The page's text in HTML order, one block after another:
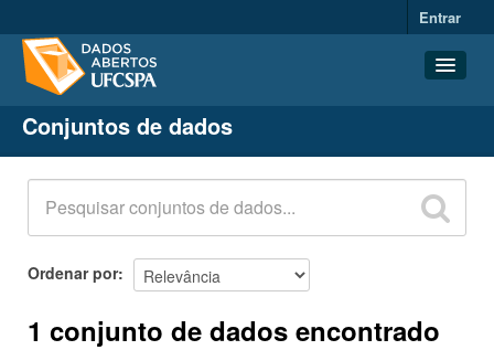
Entrar
Conjuntos de dados
Organizações
Grupos
Sobre
Conjuntos de dados
Ordenar por
1 conjunto de dados encontrado